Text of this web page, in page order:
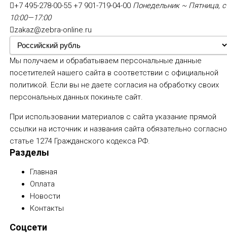
+7 495-278-00-55+7 901-719-04-00 Понедельник ~ Пятница, с
10:00—17:00
zakaz@zebra-online.ru
Мы получаем и обрабатываем персональные данные
посетителей нашего сайта в соответствии с официальной
политикой . Если вы не даете согласия на обработку своих
персональных данных покиньте сайт.
При использовании материалов с сайта указание прямой
ссылки на источник и названия сайта обязательно согласно
статье 1274 Гражданского кодекса РФ.
Разделы
Главная
Оплата
Новости
Контакты
Соцсети